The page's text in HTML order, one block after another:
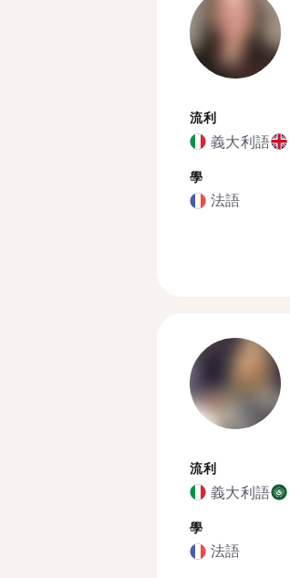
流利
義大利語
學
法語
流利
義大利語
學
法語